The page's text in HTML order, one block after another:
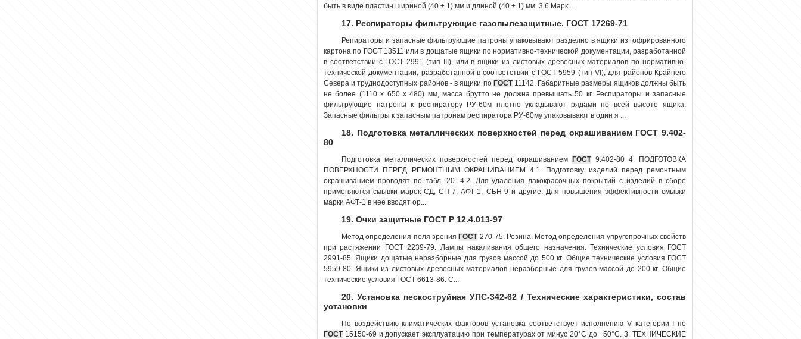
быть в виде пластин шириной (40 ± 1) мм и длиной (40 ± 1) мм. 3.6 Марк...
17. Респираторы фильтрующие газопылезащитные. ГОСТ 17269-71
Репираторы и запасные фильтрующие патроны упаковывают разделно в ящики из гофрированного
картона по ГОСТ 13511 или в дощатые ящики по нормативно-технической документации, разработанной
в соответствии с ГОСТ 2991 (тип III), или в ящики из листовых древесных материалов по нормативно-
технической документации, разработанной в соответствии с ГОСТ 5959 (тип VI), для районов Крайнего
Севера и труднодоступных районов - в ящики по ГОСТ11142. Габаритные размеры ящиков должны быть
не более (1110 х 650 x 480) мм, масса брутто не должна превышать 50 кг. Респираторы и запасные
фильтрующие патроны к респиратору РУ-60м плотно укладывают рядами по всей высоте ящика.
Запасные фильтры к запасным патронам респиратора РУ-60му упаковывают в один я ...
18. Подготовка металлических поверхностей перед окрашиванием ГОСТ 9.402-
80
Подготовка металлических поверхностей перед окрашиванием ГОСТ9.402-80 4. ПОДГОТОВКА
ПОВЕРХНОСТИ ПЕРЕД РЕМОНТНЫМ ОКРАШИВАНИЕМ 4.1. Подготовку изделий перед ремонтным
окрашиванием проводят по табл. 20. 4.2. Для удаления лакокрасочных покрытий с изделий в сборе
применяются смывки марок СД, СП-7, АФТ-1, СБН-9 и другие. Для повышения эффективности смывки
марки АФТ-1 в нее вводят ор...
19. Очки защитные ГОСТ Р 12.4.013-97
Метод определения поля зренияГОСТ270-75. Резина. Метод определения упругопрочных свойств
при растяжении ГОСТ 2239-79. Лампы накаливания общего назначения. Технические условия ГОСТ
2991-85. Ящики дощатые неразборные для грузов массой до 500 кг. Общие технические условия ГОСТ
5959-80. Ящики из листовых древесных материалов неразборные для грузов массой до 200 кг. Общие
технические условия ГОСТ 6613-86. С...
20. Установка пескоструйная УПС-342-62 / Технические характеристики, состав
установки
По воздействию климатических факторов установка соответствует исполнению V категории I по
ГОСТ15150-69 и допускает эксплуатацию при температурах от минус 20°С до +50°С. 3. ТЕХНИЧЕСКИЕ